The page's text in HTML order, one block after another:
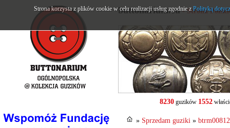
buttonarium.eu- Strona
8230guzików 1552
» Sprzedam guziki »
Strona korzysta z plików cookie w celu realizacji usług zgodnie zPolityką